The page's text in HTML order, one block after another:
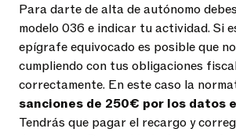
Para darte de alta de autónomo
modelo 036 e indicar tu actividad. Si
epígrafe equivocado es posible que
cumpliendo con tus obligaciones
correctamente. En este caso la
sanciones de 250€ por los datos
Tendrás que pagar el recargo y